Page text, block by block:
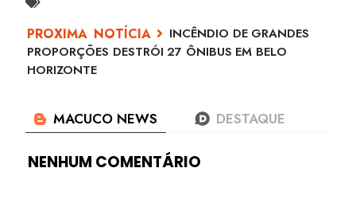
INCÊNDIO DE GRANDES
PROPORÇÕES DESTRÓI 27 ÔNIBUS EM BELO
HORIZONTE
NENHUM COMENTÁRIO